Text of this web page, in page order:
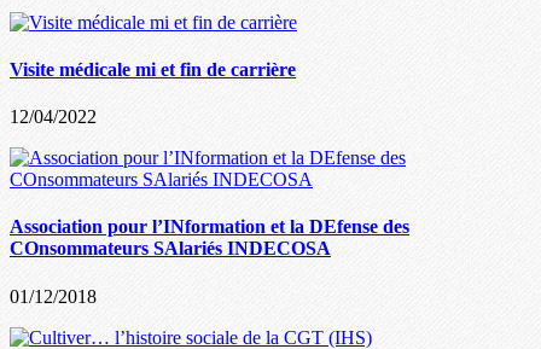
Visite médicale mi et fin de carrière
12/04/2022
Association pour l’INformation et la DEfense des
COnsommateurs SAlariés INDECOSA
01/12/2018